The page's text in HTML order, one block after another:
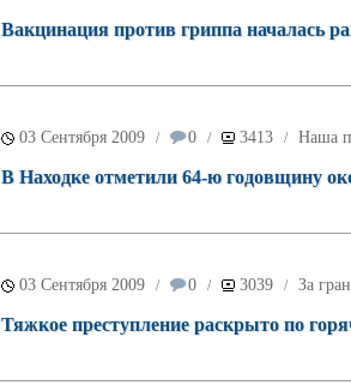
Вакцинация против гриппа началась
03 Сентября 2009 / 0 / 3413 / Наша
В Находке отметили 64-ю годовщину
03 Сентября 2009 / 0 / 3039 / За
Тяжкое преступление раскрыто по